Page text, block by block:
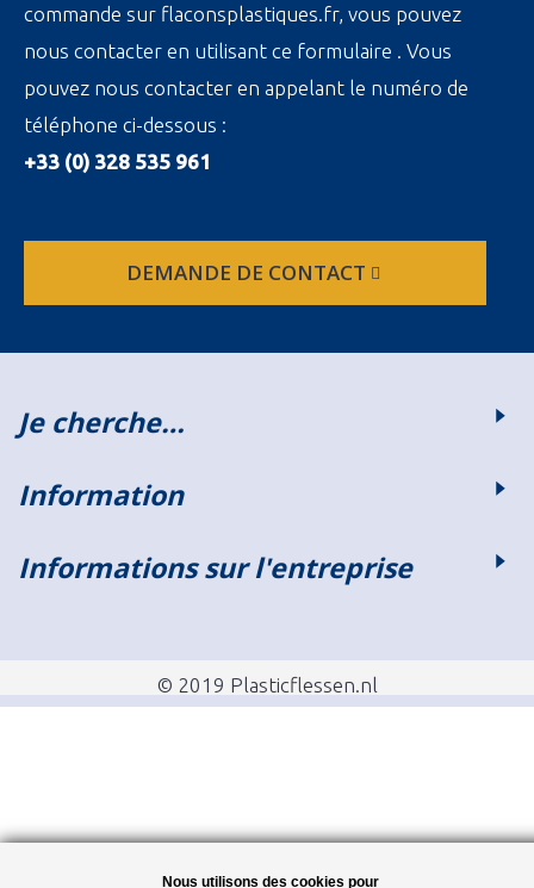
commande sur flaconsplastiques.fr, vous pouvez
nous contacter en utilisant ce formulaire . Vous
pouvez nous contacter en appelant le numéro de
téléphone ci-dessous :
+33 (0) 328 535 961
DEMANDE DE CONTACT
Je cherche…
Information
Informations sur l'entreprise
© 2019 Plasticflessen.nl
Nous utilisons des cookies pour